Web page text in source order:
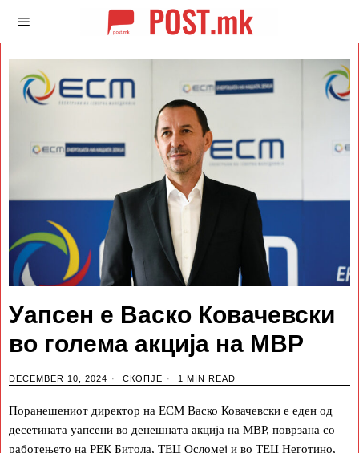
Уапсен е Васко Ковачевски
во голема акција на МВР
DECEMBER 10, 2024 СКОПЈЕ 1 MIN READ
Поранешениот директор на ЕСМ Васко Ковачевски е еден од
десетината уапсени во денешната акција на МВР, поврзана со
работењето на РЕК Битола, ТЕЦ Осломеј и во ТЕЦ Неготино,